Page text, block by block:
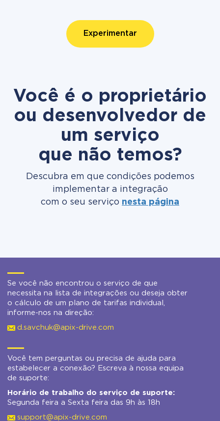
Experimentar
Você é o proprietário
ou desenvolvedor de
um serviço
que não temos?
Descubra em que condições podemos
implementar a integração
com o seu serviço nesta página
Se você não encontrou o serviço de que
necessita na lista de integrações ou deseja obter
o cálculo de um plano de tarifas individual,
informe-nos na direção:
d.savchuk@apix-drive.com
Você tem perguntas ou precisa de ajuda para
estabelecer a conexão? Escreva à nossa equipa
de suporte:
Horário de trabalho do serviço de suporte:
Segunda feira a Sexta feira das 9h às 18h
support@apix-drive.com